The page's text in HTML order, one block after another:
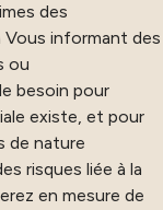
des
informant des
ou
besoin pour
existe, et pour
de nature
risques liée à la
en mesure de